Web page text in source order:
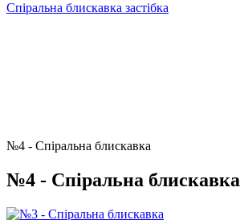
Спіральна блискавка застібка
№4 - Спіральна блискавка
№4 - Спіральна блискавка